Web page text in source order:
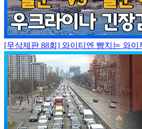
[무삭제판 88회] 와이티엔 뺨치는 와이